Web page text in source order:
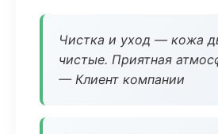
Чистка и уход — кожа
чистые. Приятная
— Клиент компании